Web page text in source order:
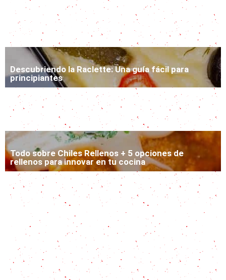
Receta en 5 pasos para disfrutar de la Caigua
Rellena al horno
Descubriendo la Raclette: Una guía fácil para
principiantes
Olluco: todo sobre el superalimento peruano y una
receta fácil para disfrutarlo
Todo sobre Chiles Rellenos + 5 opciones de
rellenos para innovar en tu cocina